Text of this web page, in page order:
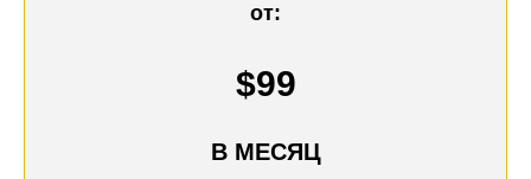
от:
$99
В МЕСЯЦ